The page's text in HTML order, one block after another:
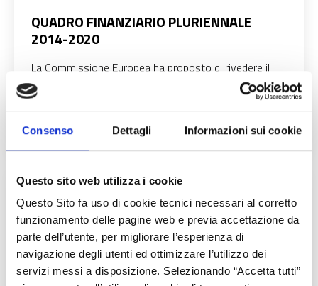
Consenso Dettagli Informazioni sui cookie
Questo sito web utilizza i cookie
Questo Sito fa uso di cookie tecnici necessari al corretto
funzionamento delle pagine web e previa accettazione da
parte dell’utente, per migliorare l’esperienza di
navigazione degli utenti ed ottimizzare l’utilizzo dei
servizi messi a disposizione. Selezionando “Accetta tutti”
QUADRO FINANZIARIO PLURIENNALE
2014-2020
La Commissione Europea ha proposto di rivedere il
Quadro Finanziario Pluriennale (QFP) 2014-2020 al
fine di promuovere la ripresa economica e far fronte